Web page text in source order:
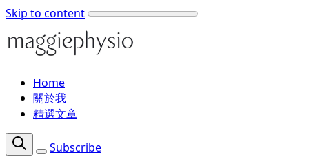
Skip to content
Home
關於我
精選文章
Subscribe